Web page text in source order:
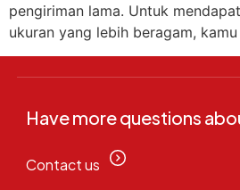
pengiriman lama. Untuk
ukuran yang lebih beragam,
Have more questions
Contact us